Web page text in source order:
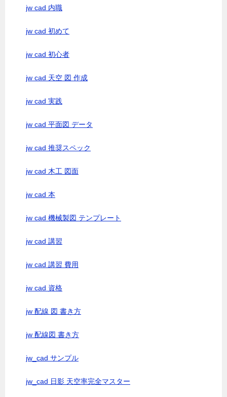
jw cad 内職
jw cad 初めて
jw cad 初心者
jw cad 天空 図 作成
jw cad 実践
jw cad 平面図 データ
jw cad 推奨スペック
jw cad 木工 図面
jw cad 本
jw cad 機械製図 テンプレート
jw cad 講習
jw cad 講習 費用
jw cad 資格
jw 配線 図 書き方
jw 配線図 書き方
jw_cad サンプル
jw_cad 日影 天空率完全マスター